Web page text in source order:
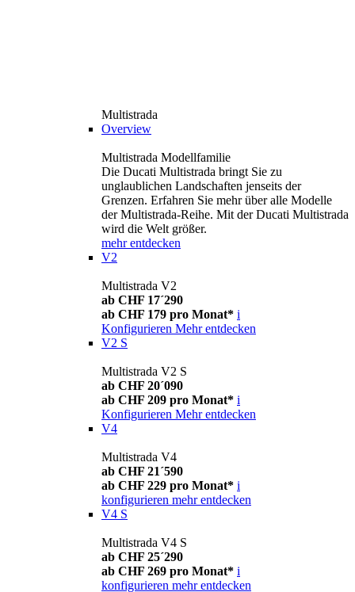
Multistrada
Overview
Multistrada Modellfamilie
Die Ducati Multistrada bringt Sie zu
unglaublichen Landschaften jenseits der
Grenzen. Erfahren Sie mehr über alle Modelle
der Multistrada-Reihe. Mit der Ducati Multistrada
wird die Welt größer.
mehr entdecken
V2
Multistrada V2
ab CHF 17´290
ab CHF 179 pro Monat* i
Konfigurieren Mehr entdecken
V2 S
Multistrada V2 S
ab CHF 20´090
ab CHF 209 pro Monat* i
Konfigurieren Mehr entdecken
V4
Multistrada V4
ab CHF 21´590
ab CHF 229 pro Monat* i
konfigurieren mehr entdecken
V4 S
Multistrada V4 S
ab CHF 25´290
ab CHF 269 pro Monat* i
konfigurieren mehr entdecken